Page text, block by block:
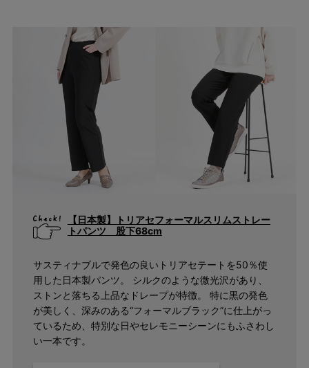
【日本製】トリアセフォーマルスリムストレー
トパンツ 股下68cm
サスティナブルで発色の良いトリアセテートを50％使
用した日本製パンツ。 シルクのような微光沢があり、
ストンと落ちる上品なドレープが特徴。 特に黒の発色
が美しく、深みのある“フォーマルブラック”に仕上がっ
ているため、特別な日やセレモニーシーンにもふさわし
い一本です。
価格
〜